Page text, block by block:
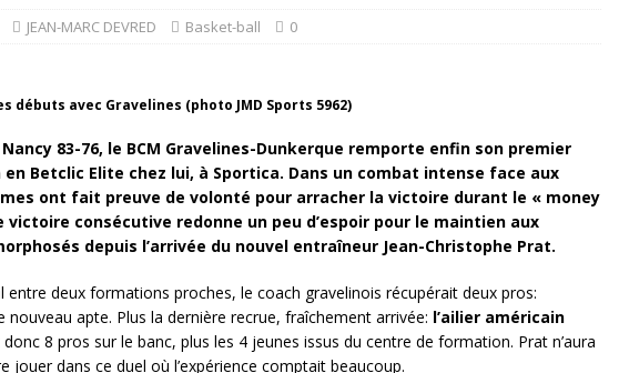
JEAN-MARC DEVRED Basket-ball 0
débuts avec Gravelines (photo JMD Sports 5962)
83-76, le BCM Gravelines-Dunkerque remporte enfin son premier
Betclic Elite chez lui, à Sportica. Dans un combat intense face aux
ont fait preuve de volonté pour arracher la victoire durant le « money
victoire consécutive redonne un peu d’espoir pour le maintien aux
depuis l’arrivée du nouvel entraîneur Jean-Christophe Prat.
entre deux formations proches, le coach gravelinois récupérait deux pros:
nouveau apte. Plus la dernière recrue, fraîchement arrivée: l’ailier américain
donc 8 pros sur le banc, plus les 4 jeunes issus du centre de formation. Prat n’aura
jouer dans ce duel où l’expérience comptait beaucoup.